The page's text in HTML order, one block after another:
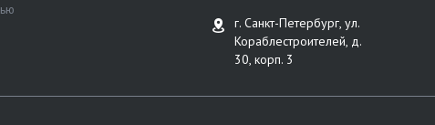
г. Санкт-Петербург, ул.
Кораблестроителей, д.
30, корп. 3